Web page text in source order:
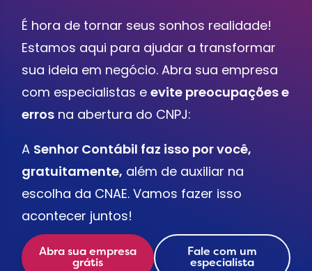
É hora de tornar seus sonhos realidade!
Estamos aqui para ajudar a transformar
sua ideia em negócio. Abra sua empresa
com especialistas eevite preocupações e
erros na abertura do CNPJ:
A Senhor Contábil faz isso por você,
gratuitamente, além de auxiliar na
escolha da CNAE. Vamos fazer isso
acontecer juntos!
Abra sua empresa
grátis
Fale com um
especialista